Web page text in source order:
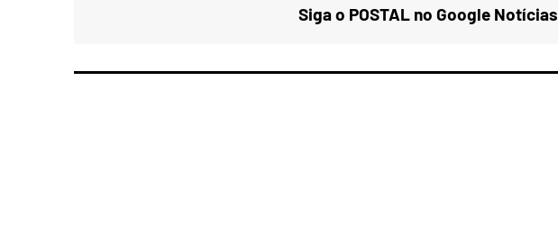
Siga o POSTAL no Google Notícias